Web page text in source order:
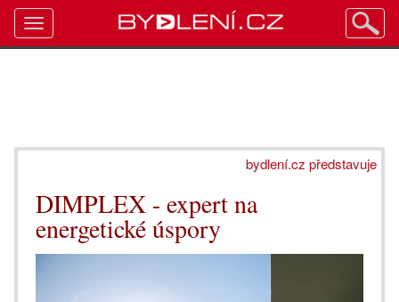
bydlení.cz představuje
DIMPLEX - expert na
energetické úspory
Toggle
navigation